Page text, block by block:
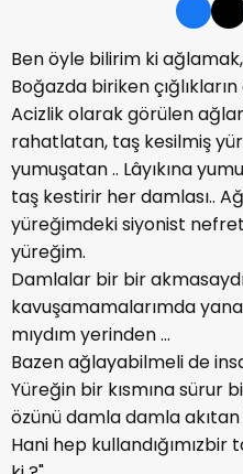
Ben öyle bilirim ki
Boğazda biriken
Acizlik olarak görülen
rahatlatan, taş kesilmiş
yumuşatan .. Lâyıkına
taş kestirir her damlası..
yüreğimdeki siyonist
yüreğim.
Damlalar bir bir
kavuşamamalarımda
mıydım yerinden ...
Bazen ağlayabilmeli de
Yüreğin bir kısmına sürur
özünü damla damla akıtan
Hani hep